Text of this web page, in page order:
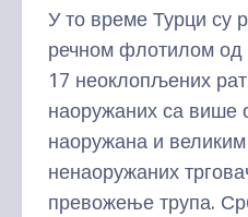
У то време Турци су
речном флотилом
17 неоклопљених
наоружаних са више
наоружана и великим
ненаоружаних
превожење трупа.